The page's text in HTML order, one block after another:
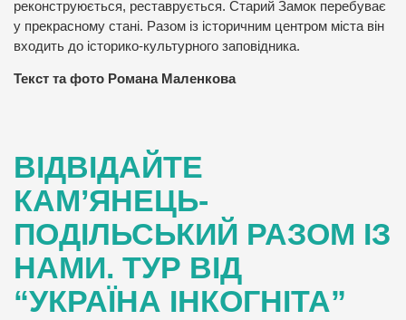
реконструюється, реставрується. Старий Замок перебуває
у прекрасному стані. Разом із історичним центром міста він
входить до історико-культурного заповідника.
Текст та фото Романа Маленкова
ВІДВІДАЙТЕ
КАМ’ЯНЕЦЬ-
ПОДІЛЬСЬКИЙ РАЗОМ ІЗ
НАМИ. ТУР ВІД
“УКРАЇНА ІНКОГНІТА”